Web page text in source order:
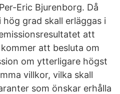
Eric Bjurenborg. Då
grad skall erläggas i
att
att besluta om
om ytterligare högst
villkor, vilka skall
som önskar erhålla